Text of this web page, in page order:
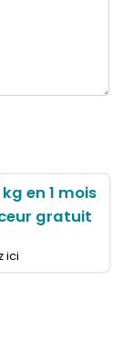
en 1 mois
gratuit
ici